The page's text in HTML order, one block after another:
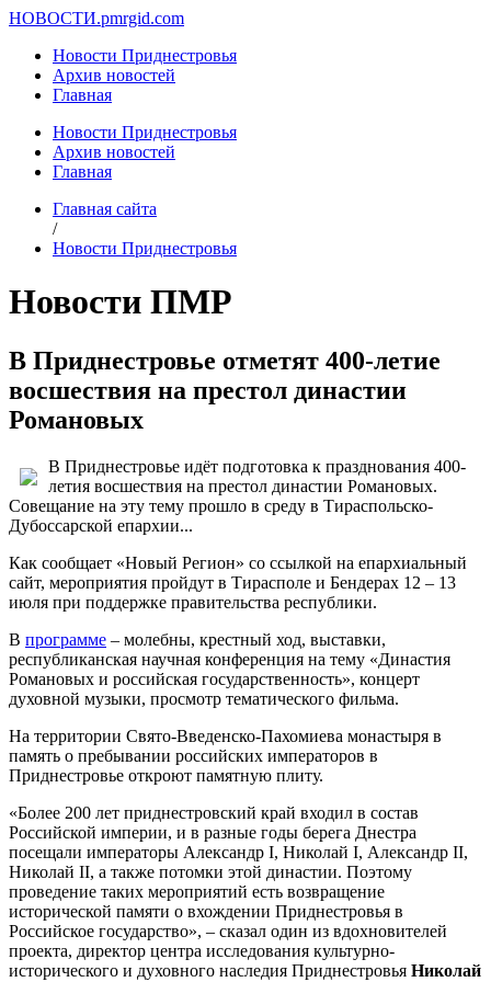
НОВОСТИ.pmrgid.com
Новости Приднестровья
Архив новостей
Главная
Новости Приднестровья
Архив новостей
Главная
Главная сайта
/
Новости Приднестровья
Новости ПМР
В Приднестровье отметят 400-летие
восшествия на престол династии
Романовых
В Приднестровье идёт подготовка к празднования 400-
летия восшествия на престол династии Романовых.
Совещание на эту тему прошло в среду в Тираспольско-
Дубоссарской епархии...
Как сообщает «Новый Регион» со ссылкой на епархиальный
сайт, мероприятия пройдут в Тирасполе и Бендерах 12 – 13
июля при поддержке правительства республики.
В программе – молебны, крестный ход, выставки,
республиканская научная конференция на тему «Династия
Романовых и российская государственность», концерт
духовной музыки, просмотр тематического фильма.
На территории Свято-Введенско-Пахомиева монастыря в
память о пребывании российских императоров в
Приднестровье откроют памятную плиту.
«Более 200 лет приднестровский край входил в состав
Российской империи, и в разные годы берега Днестра
посещали императоры Александр I, Николай I, Александр II,
Николай II, а также потомки этой династии. Поэтому
проведение таких мероприятий есть возвращение
исторической памяти о вхождении Приднестровья в
Российское государство», – сказал один из вдохновителей
проекта, директор центра исследования культурно-
исторического и духовного наследия Приднестровья Николай